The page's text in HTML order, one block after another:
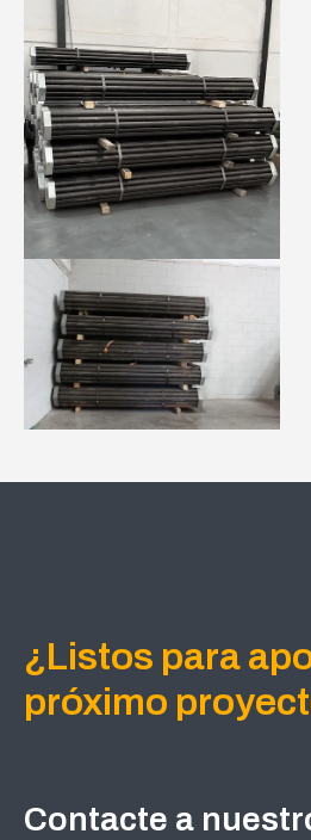
¿Listos para
próximo
Contacte a